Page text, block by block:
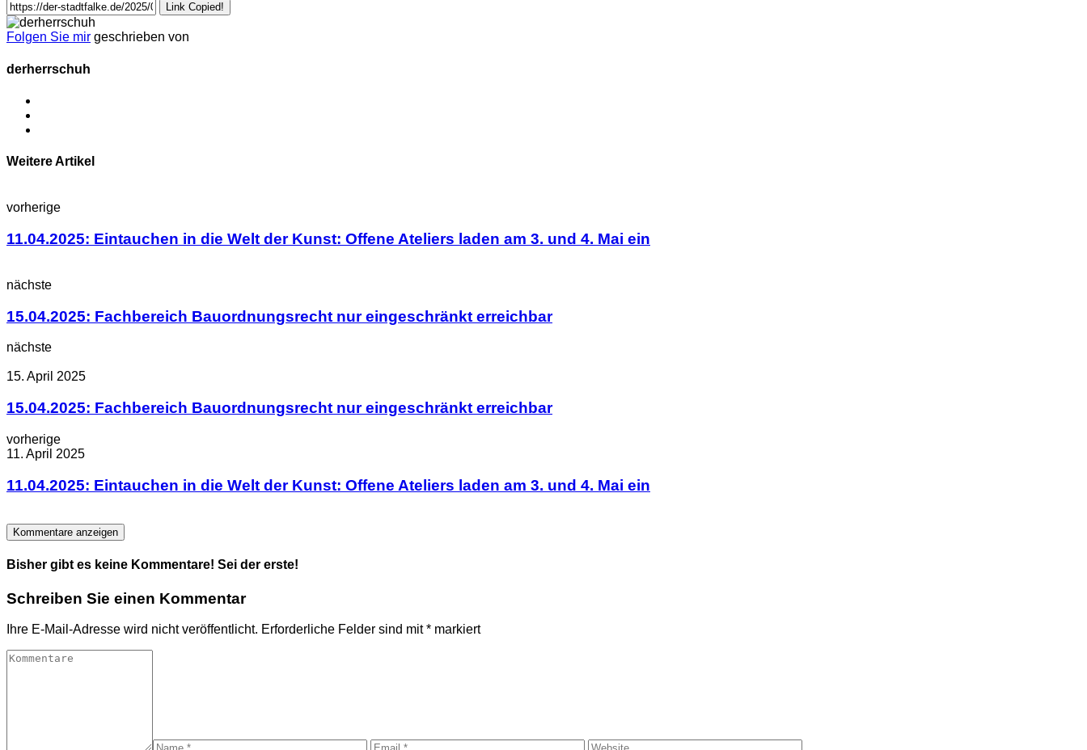
Link Copied!
Folgen Sie mir geschrieben von
derherrschuh
Weitere Artikel
vorherige
11.04.2025: Eintauchen in die Welt der Kunst: Offene Ateliers laden am 3. und 4. Mai ein
nächste
15.04.2025: Fachbereich Bauordnungsrecht nur eingeschränkt erreichbar
nächste
15. April 2025
15.04.2025: Fachbereich Bauordnungsrecht nur eingeschränkt erreichbar
vorherige
11. April 2025
11.04.2025: Eintauchen in die Welt der Kunst: Offene Ateliers laden am 3. und 4. Mai ein
Kommentare anzeigen
Bisher gibt es keine Kommentare! Sei der erste!
Schreiben Sie einen Kommentar
Ihre E-Mail-Adresse wird nicht veröffentlicht. Erforderliche Felder sind mit* markiert